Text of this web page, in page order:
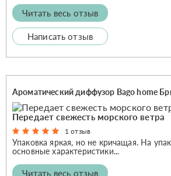
Читать весь отзыв
Написать отзыв
Ароматический диффузор Bago home
Передает свежесть морского ветра
1 отзыв
Упаковка яркая, но не кричащая. На
основные характеристики...
Читать весь отзыв